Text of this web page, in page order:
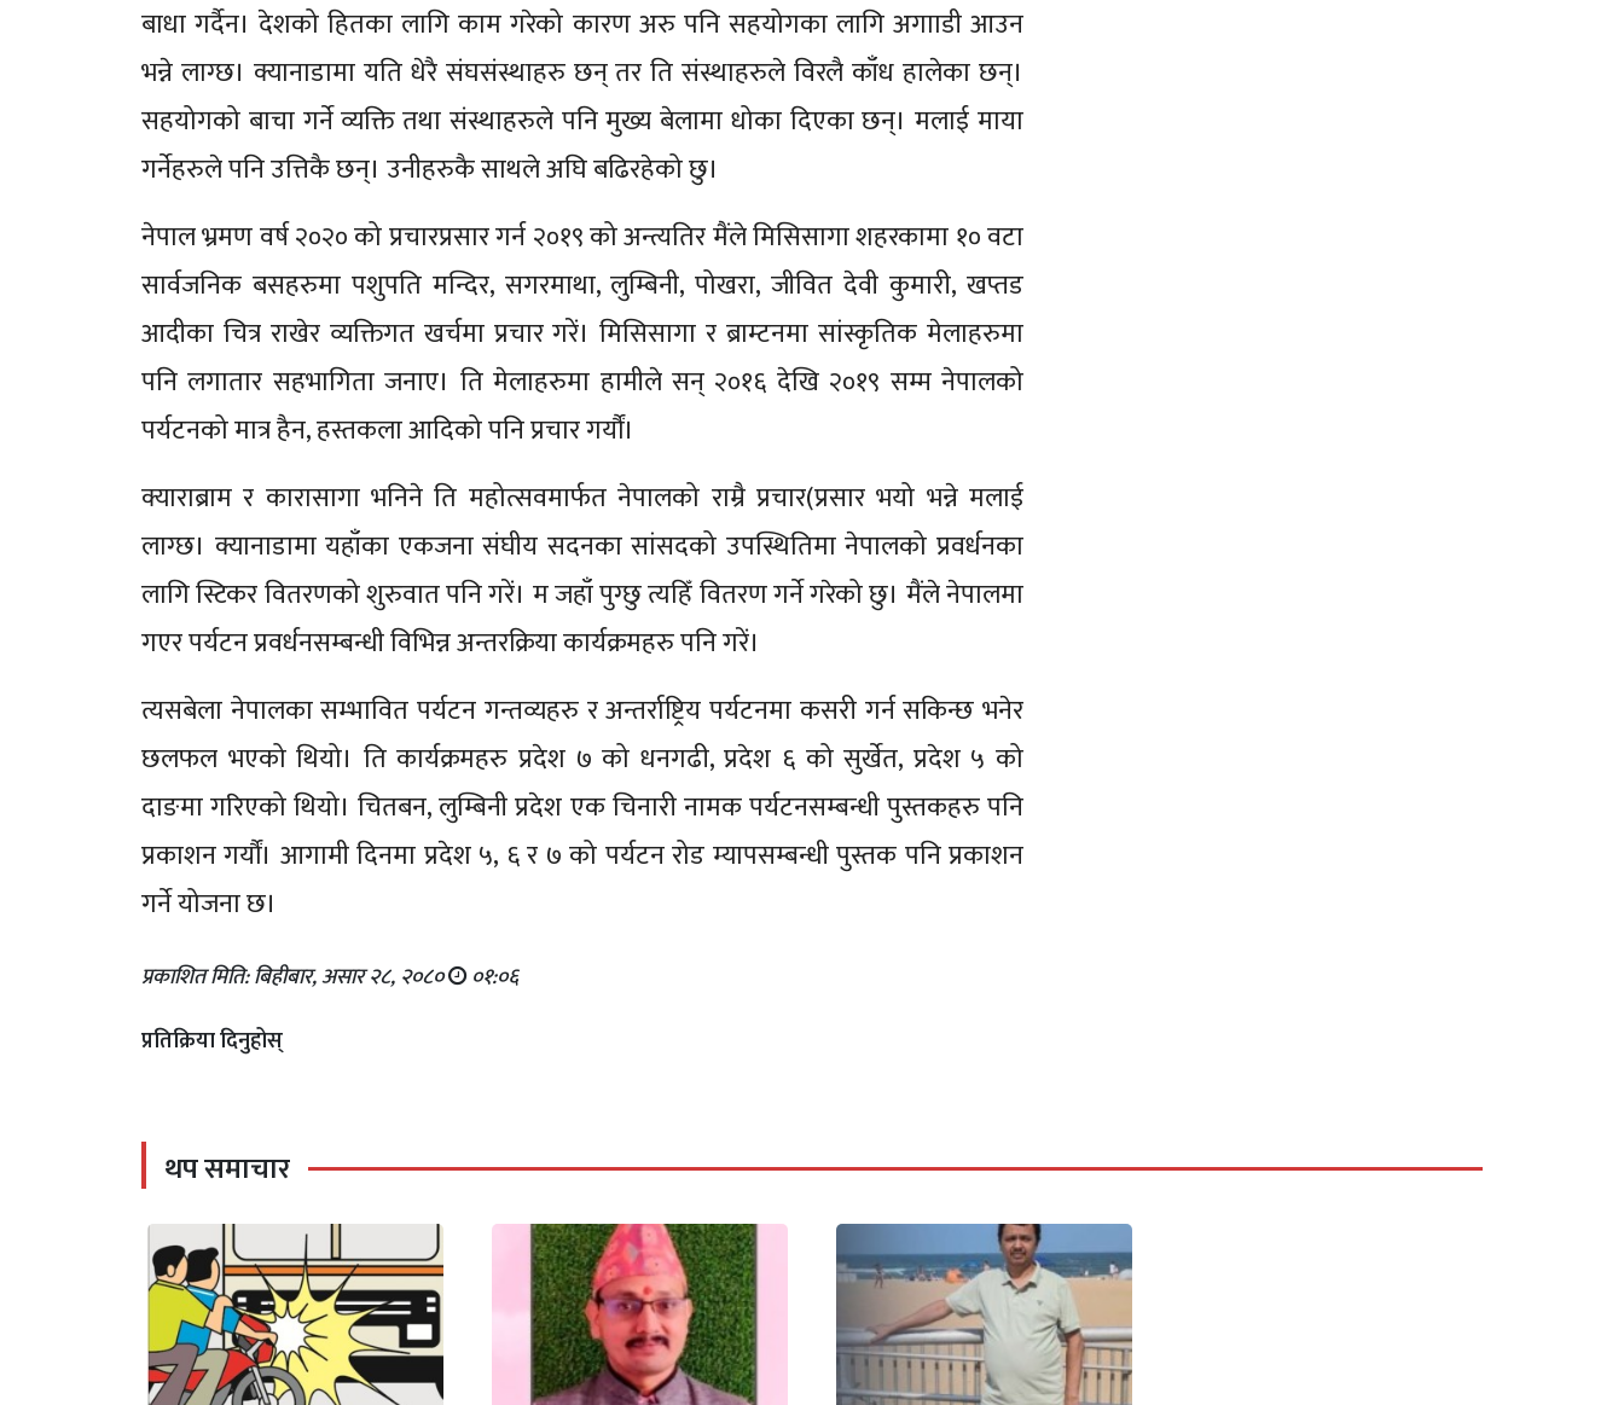
बाधा गर्दैन। देशको हितका लागि काम गरेको कारण अरु पनि सहयोगका लागि अगााडी आउन
भन्ने लाग्छ। क्यानाडामा यति धेरै संघसंस्थाहरु छन् तर ति संस्थाहरुले विरलै काँध हालेका छन्।
सहयोगको बाचा गर्ने व्यक्ति तथा संस्थाहरुले पनि मुख्य बेलामा धोका दिएका छन्। मलाई माया
गर्नेहरुले पनि उत्तिकै छन्। उनीहरुकै साथले अघि बढिरहेको छु।
नेपाल भ्रमण वर्ष २०२० को प्रचारप्रसार गर्न २०१९ को अन्त्यतिर मैंले मिसिसागा शहरकामा १० वटा
सार्वजनिक बसहरुमा पशुपति मन्दिर, सगरमाथा, लुम्बिनी, पोखरा, जीवित देवी कुमारी, खप्तड
आदीका चित्र राखेर व्यक्तिगत खर्चमा प्रचार गरें। मिसिसागा र ब्राम्टनमा सांस्कृतिक मेलाहरुमा
पनि लगातार सहभागिता जनाए। ति मेलाहरुमा हामीले सन् २०१६ देखि २०१९ सम्म नेपालको
पर्यटनको मात्र हैन, हस्तकला आदिको पनि प्रचार गर्यौं।
क्याराब्राम र कारासागा भनिने ति महोत्सवमार्फत नेपालको राम्रै प्रचार(प्रसार भयो भन्ने मलाई
लाग्छ। क्यानाडामा यहाँका एकजना संघीय सदनका सांसदको उपस्थितिमा नेपालको प्रवर्धनका
लागि स्टिकर वितरणको शुरुवात पनि गरें। म जहाँ पुग्छु त्यहिँ वितरण गर्ने गरेको छु। मैंले नेपालमा
गएर पर्यटन प्रवर्धनसम्बन्धी विभिन्न अन्तरक्रिया कार्यक्रमहरु पनि गरें।
त्यसबेला नेपालका सम्भावित पर्यटन गन्तव्यहरु र अन्तर्राष्ट्रिय पर्यटनमा कसरी गर्न सकिन्छ भनेर
छलफल भएको थियो। ति कार्यक्रमहरु प्रदेश ७ को धनगढी, प्रदेश ६ को सुर्खेत, प्रदेश ५ को
दाङमा गरिएको थियो। चितबन, लुम्बिनी प्रदेश एक चिनारी नामक पर्यटनसम्बन्धी पुस्तकहरु पनि
प्रकाशन गर्यौं। आगामी दिनमा प्रदेश ५, ६ र ७ को पर्यटन रोड म्यापसम्बन्धी पुस्तक पनि प्रकाशन
गर्ने योजना छ।
प्रकाशित मिति: बिहीबार, असार २८, २०८० ०१:०६
प्रतिक्रिया दिनुहोस्
थप समाचार